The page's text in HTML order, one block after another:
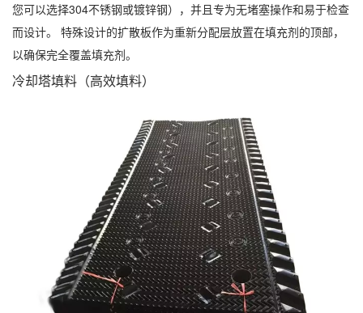
您可以选择304不锈钢或镀锌钢），并且专为无堵塞操作和易于检查
而设计。 特殊设计的扩散板作为重新分配层放置在填充剂的顶部，
以确保完全覆盖填充剂。
冷却塔填料（高效填料）